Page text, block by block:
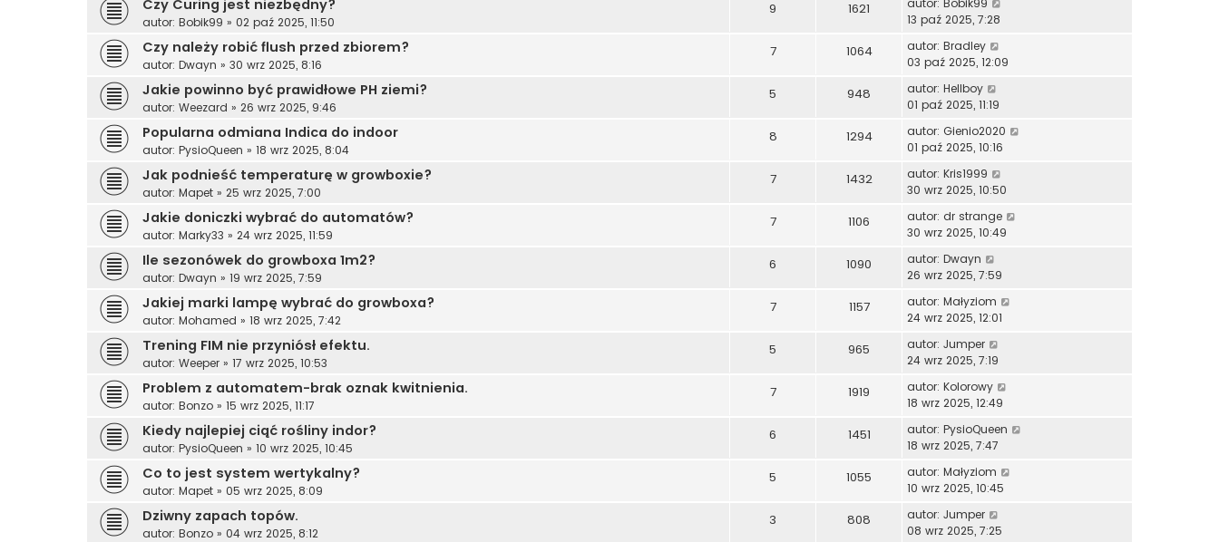
Czy Curing jest niezbędny?
autor: Bobik99 » 02 paź 2025, 11:50
9 1621
13 paź 2025, 7:28
Czy należy robić flush przed zbiorem?
autor: Dwayn » 30 wrz 2025, 8:16
7 1064 autor: Bradley
03 paź 2025, 12:09
Jakie powinno być prawidłowe PH ziemi?
autor: Weezard » 26 wrz 2025, 9:46
5 948 autor: Hellboy
01 paź 2025, 11:19
Popularna odmiana Indica do indoor
autor: PysioQueen » 18 wrz 2025, 8:04
8 1294 autor: Gienio2020
01 paź 2025, 10:16
Jak podnieść temperaturę w growboxie?
autor: Mapet » 25 wrz 2025, 7:00
7 1432 autor: Kris1999
30 wrz 2025, 10:50
Jakie doniczki wybrać do automatów?
autor: Marky33 » 24 wrz 2025, 11:59
7 1106 autor: dr strange
30 wrz 2025, 10:49
Ile sezonówek do growboxa 1m2?
autor: Dwayn » 19 wrz 2025, 7:59
6 1090 autor: Dwayn
26 wrz 2025, 7:59
Jakiej marki lampę wybrać do growboxa?
autor: Mohamed » 18 wrz 2025, 7:42
7 1157 autor: Małyziom
24 wrz 2025, 12:01
Trening FIM nie przyniósł efektu.
autor: Weeper » 17 wrz 2025, 10:53
5 965 autor: Jumper
24 wrz 2025, 7:19
Problem z automatem-brak oznak kwitnienia.
autor: Bonzo » 15 wrz 2025, 11:17
7 1919 autor: Kolorowy
18 wrz 2025, 12:49
Kiedy najlepiej ciąć rośliny indor?
autor: PysioQueen » 10 wrz 2025, 10:45
6 1451 autor: PysioQueen
18 wrz 2025, 7:47
Co to jest system wertykalny?
autor: Mapet » 05 wrz 2025, 8:09
5 1055 autor: Małyziom
10 wrz 2025, 10:45
Dziwny zapach topów.
autor: Bonzo » 04 wrz 2025, 8:12
3 808 autor: Jumper
08 wrz 2025, 7:25